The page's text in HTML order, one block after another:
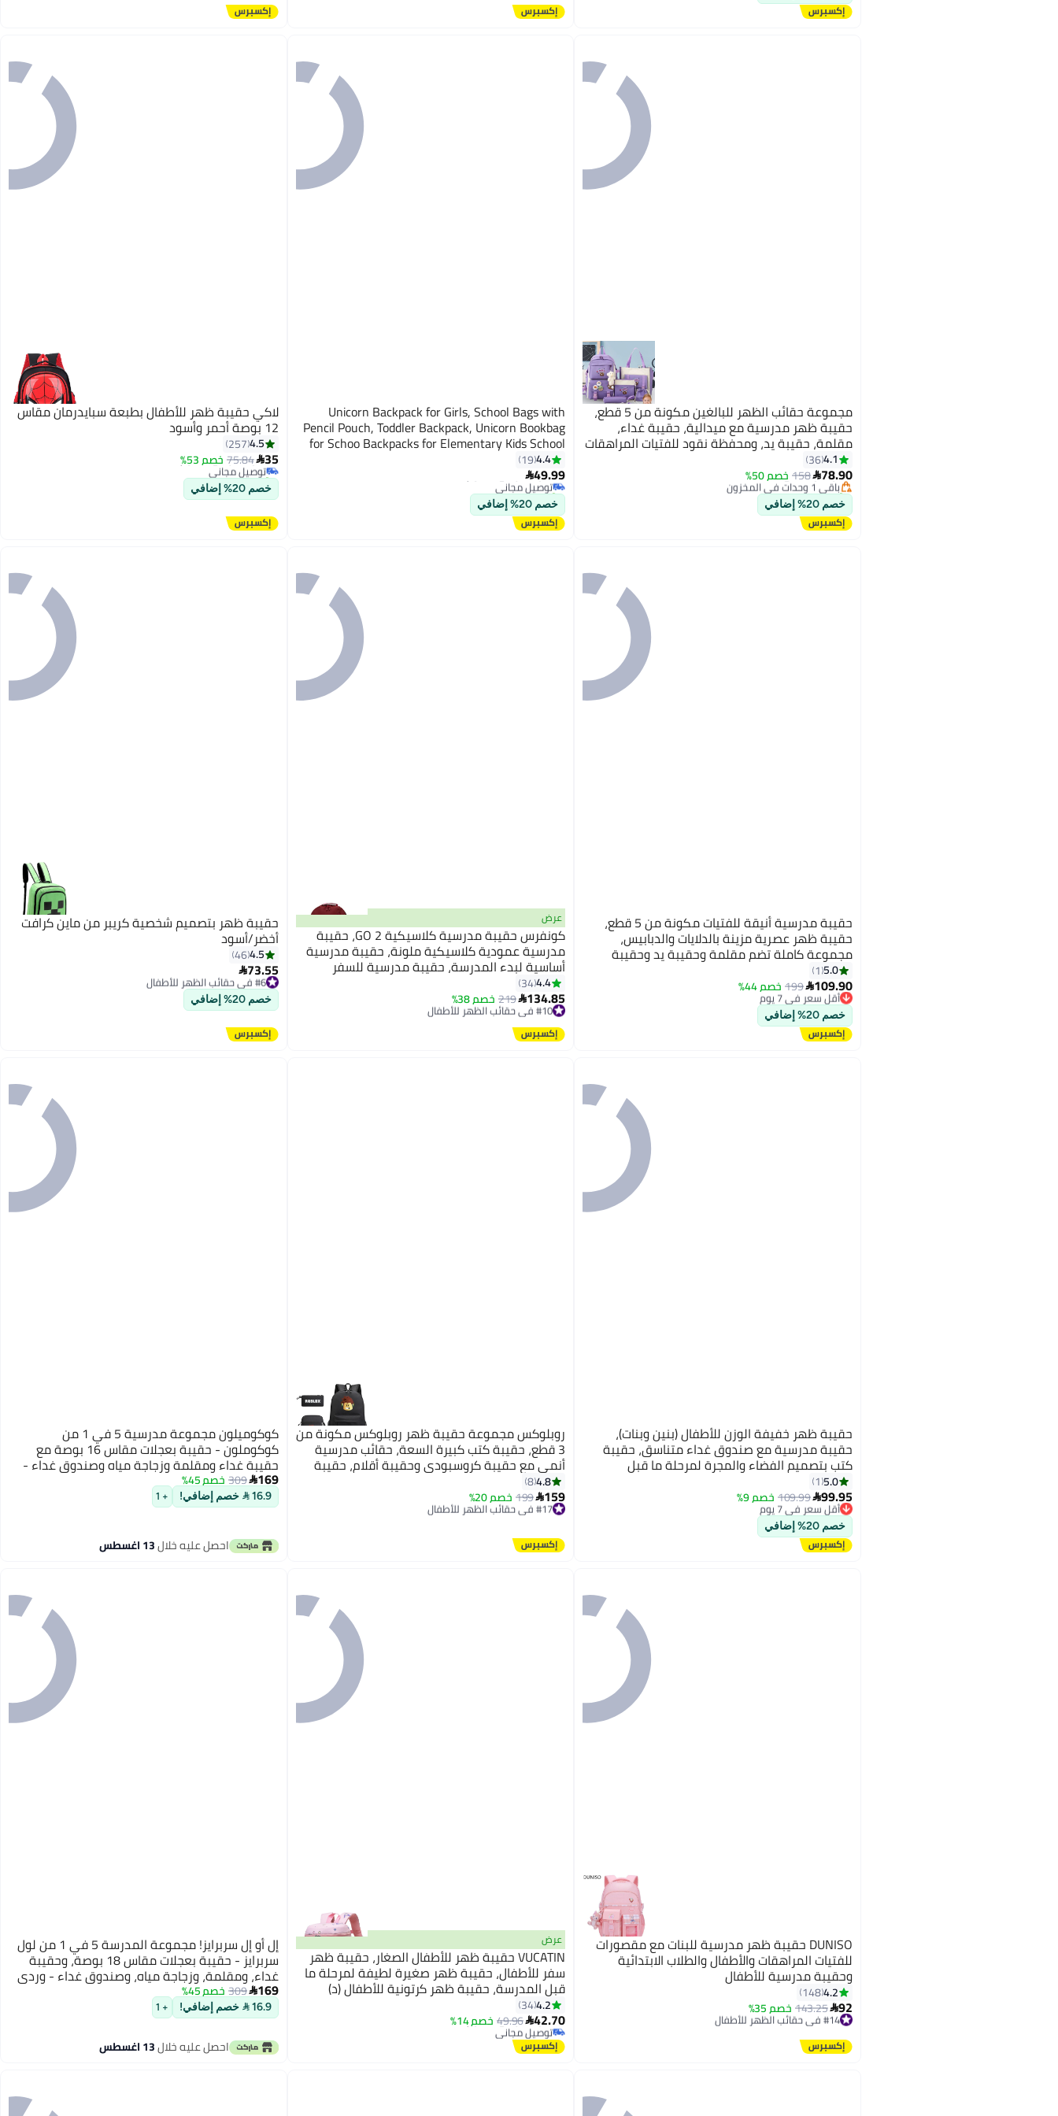
مجموعة حقائب الظهر للبالغين مكونة من 5 قطع،
حقيبة ظهر مدرسية مع ميدالية، حقيبة غداء،
مقلمة، حقيبة يد، ومحفظة نقود للفتيات المراهقات
4.1
36
78.90
158 خصم 50%
#19 في حقائب الظهر للأطفال
توصيل مجاني
باقي 1 وحدات في المخزون
تم بيع +10 مؤخرًا
#19 في حقائب الظهر للأطفال
خصم 20% إضافي
Unicorn Backpack for Girls, School Bags with
Pencil Pouch, Toddler Backpack, Unicorn Bookbag
for Schoo Backpacks for Elementary Kids School
Bookbags
4.4
19
49.99
#13 في حقائب الظهر للأطفال
أقل سعر في 30 يوم
توصيل مجاني
تم بيع +20 مؤخرًا
#13 في حقائب الظهر للأطفال
خصم 20% إضافي
لاكي حقيبة ظهر للأطفال بطبعة سبايدرمان مقاس
12 بوصة أحمر وأسود
4.5
257
35
75.84 خصم 53%
#18 في حقائب الظهر للأطفال
أقل سعر في 30 يوم
توصيل مجاني
تم بيع +40 مؤخرًا
#18 في حقائب الظهر للأطفال
خصم 20% إضافي
حقيبة مدرسية أنيقة للفتيات مكونة من 5 قطع،
حقيبة ظهر عصرية مزينة بالدلايات والدبابيس،
مجموعة كاملة تضم مقلمة وحقيبة يد وحقيبة
صغيرة للطالبات المراهقات
5.0
1
109.90
199 خصم 44% أقل سعر في 7 يوم
توصيل مجاني
أقل سعر في 7 يوم
خصم 20% إضافي
9
عرض
كونفرس حقيبة مدرسية كلاسيكية GO 2، حقيبة
مدرسية عمودية كلاسيكية ملونة، حقيبة مدرسية
أساسية لبدء المدرسة، حقيبة مدرسية للسفر
4.4
34
134.85
219خصم 38% #10 في حقائب الظهر للأطفال
توصيل مجاني
#10 في حقائب الظهر للأطفال
حقيبة ظهر بتصميم شخصية كريبر من ماين كرافت
أخضر/أسود
4.5
46
73.55
#6 في حقائب الظهر للأطفال
توصيل مجاني
#6 في حقائب الظهر للأطفال
خصم 20% إضافي
حقيبة ظهر خفيفة الوزن للأطفال (بنين وبنات)،
حقيبة مدرسية مع صندوق غداء متناسق، حقيبة
كتب بتصميم الفضاء والمجرة لمرحلة ما قبل
المدرسة والروضة والمدرسة الابتدائية
5.0
1
99.95
109.99خصم 9% أقل سعر في 7 يوم
توصيل مجاني
أقل سعر في 7 يوم
خصم 20% إضافي
روبلوكس مجموعة حقيبة ظهر روبلوكس مكونة من
3 قطع، حقيبة كتب كبيرة السعة، حقائب مدرسية
أنمي مع حقيبة كروسبودي وحقيبة أقلام، حقيبة
ظهر كرتونية للكمبيوتر المحمول، حقائب ظهر
كاواي للطلاب والأولاد والبنات
4.8
8
159
199خصم 20% #17 في حقائب الظهر للأطفال
توصيل مجاني
كوكوميلون مجموعة مدرسية 5 في 1 من
كوكوملون - حقيبة بعجلات مقاس 16 بوصة مع
حقيبة غداء ومقلمة وزجاجة مياه وصندوق غداء -
أزرق169
309خصم 45%
16.9  خصم إضافي! + 1
احصل عليه خلال13 اغسطس
3
DUNISO حقيبة ظهر مدرسية للبنات مع مقصورات
للفتيات المراهقات والأطفال والطلاب الابتدائية
وحقيبة مدرسية للأطفال
4.2
148
92
143.25خصم 35% #14 في حقائب الظهر للأطفال
توصيل مجاني
4
عرض
VUCATIN حقيبة ظهر للأطفال الصغار، حقيبة ظهر
سفر للأطفال، حقيبة ظهر صغيرة لطيفة لمرحلة ما
قبل المدرسة، حقيبة ظهر كرتونية للأطفال (د)
4.2
34
42.70
49.96خصم 14%
#21 في حقائب الظهر للأطفال
أقل سعر في 30 يوم
توصيل مجاني
باقي 2 وحدات في المخزون
#21 في حقائب الظهر للأطفال
إل أو إل سربرايز! مجموعة المدرسة 5 في 1 من لول
سربرايز - حقيبة بعجلات مقاس 18 بوصة، وحقيبة
غداء، ومقلمة، وزجاجة مياه، وصندوق غداء - وردي
169
309خصم 45%
16.9  خصم إضافي! + 1
احصل عليه خلال13 اغسطس